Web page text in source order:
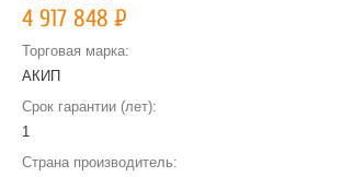
4 917 848Р
Торговая марка:
АКИП
Срок гарантии (лет):
1
Страна производитель: